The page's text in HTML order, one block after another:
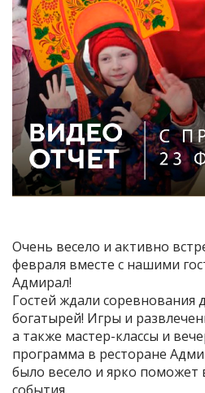
Очень весело и активно
февраля вместе с нашими
Адмирал!
Гостей ждали соревнования
богатырей! Игры и
а также мастер-классы и
программа в ресторане
было весело и ярко поможет